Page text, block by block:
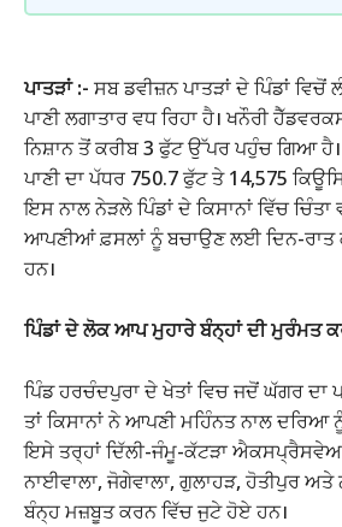
ਪਾਤੜਾਂ :- ਸਬ ਡਵੀਜ਼ਨ ਪਾਤੜਾਂ ਦੇ ਪਿੰਡਾਂ
ਪਾਣੀ ਲਗਾਤਾਰ ਵਧ ਰਿਹਾ ਹੈ। ਖਨੌਰੀ
ਨਿਸ਼ਾਨ ਤੋਂ ਕਰੀਬ 3 ਫੁੱਟ ਉੱਪਰ ਪਹੁੰਚ ਗਿਆ
ਪਾਣੀ ਦਾ ਪੱਧਰ 750.7 ਫੁੱਟ ਤੇ 14,575
ਇਸ ਨਾਲ ਨੇੜਲੇ ਪਿੰਡਾਂ ਦੇ ਕਿਸਾਨਾਂ ਵਿੱਚ
ਆਪਣੀਆਂ ਫ਼ਸਲਾਂ ਨੂੰ ਬਚਾਉਣ ਲਈ ਦਿਨ-ਰਾਤ
ਹਨ।
ਪਿੰਡਾਂ ਦੇ ਲੋਕ ਆਪ ਮੁਹਾਰੇ ਬੰਨ੍ਹਾਂ ਦੀ ਮੁਰੰਮਤ
ਪਿੰਡ ਹਰਚੰਦਪੁਰਾ ਦੇ ਖੇਤਾਂ ਵਿਚ ਜਦੋਂ ਘੱਗਰ ਦਾ
ਤਾਂ ਕਿਸਾਨਾਂ ਨੇ ਆਪਣੀ ਮਹਿੰਨਤ ਨਾਲ
ਇਸੇ ਤਰ੍ਹਾਂ ਦਿੱਲੀ-ਜੰਮੂ-ਕੱਟੜਾ ਐਕਸਪ੍ਰੈਸਵੇਅ
ਨਾਈਵਾਲਾ, ਜੋਗੇਵਾਲਾ, ਗੁਲਾਹੜ, ਹੋਤੀਪੁਰ
ਬੰਨ੍ਹ ਮਜ਼ਬੂਤ ਕਰਨ ਵਿੱਚ ਜੁਟੇ ਹੋਏ ਹਨ।